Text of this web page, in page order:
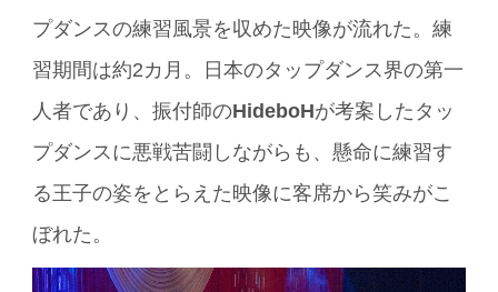
プダンスの練習風景を収めた映像が流れた。練
習期間は約2カ月。日本のタップダンス界の第一
人者であり、振付師のHideboHが考案したタッ
プダンスに悪戦苦闘しながらも、懸命に練習す
る王子の姿をとらえた映像に客席から笑みがこ
ぼれた。